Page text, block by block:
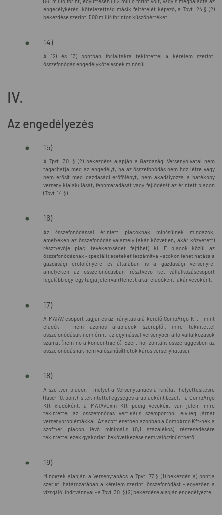
engedélykérési kötelezettség másik feltételét képező, a Tpvt. 24.§ (2)
bekezdése szerinti 500 millió forintos küszöbértéket.
14)
A 12) és 13) pontban foglaltakra tekintettel a kérelem szerinti
összefonódás engedélykötelesnek minősül.
IV.
Az engedélyezés
15)
A Tpvt. 30. § (2) bekezdése alapján a Gazdasági Versenyhivatal nem
tagadhatja meg az engedélyt, ha az összefonódás nem hoz létre vagy
nem erősít meg gazdasági erőfölényt, nem akadályozza a hatékony
verseny kialakulását, fennmaradását vagy fejlődését az érintett piacon
(Tpvt. 14.§).
16)
Az összefonódással érintett piacoknak minősülnek mindazok,
amelyeken az összefonódás valamely (akár közvetlen, akár közvetett)
résztvevője piaci tevékenységet fejt(het) ki. E piacok közül az
összefonódásnak - speciális eseteket leszámítva - azokon lehet hatása a
gazdasági erőfölényére és általában is a gazdasági versenyre,
amelyeken az összefonódásban résztvevő két vállalkozáscsoport
legalább egy-egy tagja jelen van (lehet), akár eladóként, akár vevőként.
17)
A MATÁV-csoport tagjai és az irányítás alá kerülő CompArgo Kft - mint
eladók - nem azonos árupiacok szereplői, mire tekintettel
összefonódásuk nem érinti az egymással versenyben álló vállalkozások
számát (nem nő a koncentráció). Ezért horizontális összefüggésben az
összefonódásnak nem valószínűsíthetők káros versenyhatásai.
18)
A szoftver piacon - melyet a Versenytanács a kínálati helyettesítésre
(lásd: 10. pont) is tekintettel egységes árupiacként kezelt - a CompArgo
Kft eladóként, a MATÁVCom Kft pedig vevőként van jelen, mire
tekintettel az összefonódás vertikális szempontból elvileg járhat
versenyproblémákkal. Az adott esetben azonban a CompArgo Kft-nek a
szoftver piacon lévő minimális (0,1 százalékos) részesedésére
tekintettel ezek gyakorlati bekövetkezése nem valószínűsíthető.
19)
Mindezek alapján a Versenytanács a Tpvt. 77.§ (1) bekezdés a) pontja
szerinti határozatában a kérelem szerinti összefonódást - egyezően a
vizsgálói indítvánnyal - a Tpvt. 30. § (2) bekezdése alapján engedélyezte.